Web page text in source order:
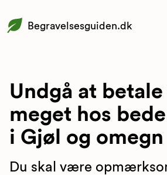
Begravelsesguiden.dk
Undgå at
meget hos
i Gjøl og omegn
Du skal være